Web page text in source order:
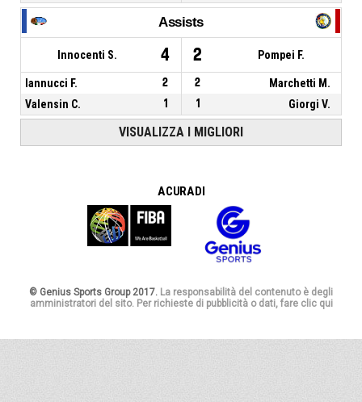
Assists
Innocenti S. 4 2 Pompei F.
Iannucci F. 2 2
Marchetti M.
Valensin C.
1 1 Giorgi V.
VISUALIZZA I MIGLIORI
A CURA DI
© Genius Sports Group 2017. La responsabilità del contenuto è degli
amministratori del sito. Per richieste di pubblicità o dati, fare clic qui